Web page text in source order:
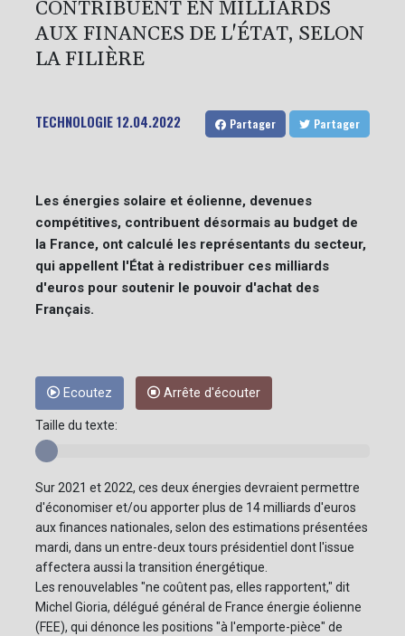
CONTRIBUENT EN MILLIARDS
AUX FINANCES DE L'ÉTAT, SELON
LA FILIÈRE
TECHNOLOGIE12.04.2022 Partager Partager
Les énergies solaire et éolienne, devenues
compétitives, contribuent désormais au budget de
la France, ont calculé les représentants du secteur,
qui appellent l'État à redistribuer ces milliards
d'euros pour soutenir le pouvoir d'achat des
Français.
Ecoutez Arrête d'écouter
Taille du texte:
Sur 2021 et 2022, ces deux énergies devraient permettre
d'économiser et/ou apporter plus de 14 milliards d'euros
aux finances nationales, selon des estimations présentées
mardi, dans un entre-deux tours présidentiel dont l'issue
affectera aussi la transition énergétique.
Les renouvelables "ne coûtent pas, elles rapportent," dit
Michel Gioria, délégué général de France énergie éolienne
(FEE), qui dénonce les positions "à l'emporte-pièce" de